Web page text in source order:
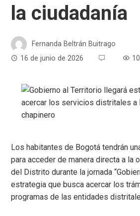
la ciudadanía
Fernanda Beltrán Buitrago
16 de junio de 2026
Los habitantes de Bogotá tendrán
para acceder de manera directa a la
del Distrito durante la jornada
estrategia que busca acercar los
programas de las entidades